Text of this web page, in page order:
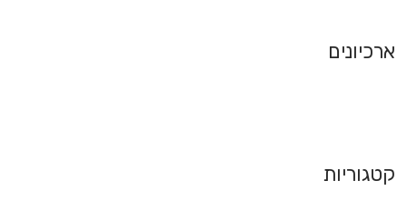
ארכיונים
קטגוריות